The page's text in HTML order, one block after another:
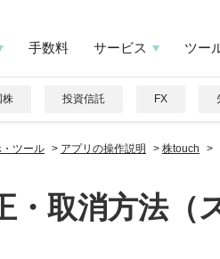
手数料 サービス ツー
株 投資信託 FX
ツール > アプリの操作説明 > 株touch >
・取消方法